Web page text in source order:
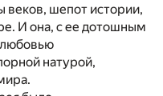
веков, шепот истории,
И она, с ее дотошным
натурой,